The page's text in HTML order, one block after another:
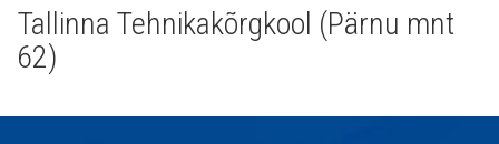
Tallinna Tehnikakõrgkool (Pärnu mnt
62)